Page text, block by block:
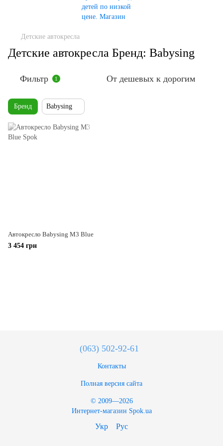
Детские автокресла
Детские автокресла Бренд: Babysing
Фильтр 1 От дешевых к дорогим
Бренд Babysing
Автокресло Babysing M3 Blue
3 454 грн
(063) 502-92-61
Контакты
Полная версия сайта
© 2009—2026
Интернет-магазин Spok.ua
Укр Рус